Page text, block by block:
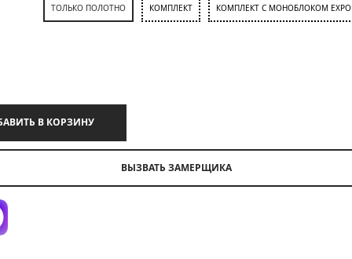
ТОЛЬКО ПОЛОТНО КОМПЛЕКТ КОМПЛЕКТ С МОНОБЛОКОМ
ДОБАВИТЬ В КОРЗИНУ
ВЫЗВАТЬ ЗАМЕРЩИКА